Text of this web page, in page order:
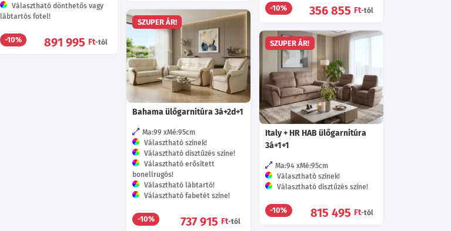
Választható dönthetős vagy
lábtartós fotel!
-10% 891 995 Ft-tól
-10% 356 855 Ft-tól
SZUPER ÁR!
Bahama ülőgarnitúra 3á+2d+1
Ma:99 Mé:95cm
Választható színek!
Választható dísztűzés színe!
Választható erősített
bonellrugós!
Választható lábtartó!
Választható fabetét színe!
-10% 737 915 Ft-tól
SZUPER ÁR!
Italy + HR HAB ülőgarnitúra
3á+1+1
Ma:94 Mé:95cm
Választható színek!
Választható dísztűzés színe!
-10% 815 495 Ft-tól